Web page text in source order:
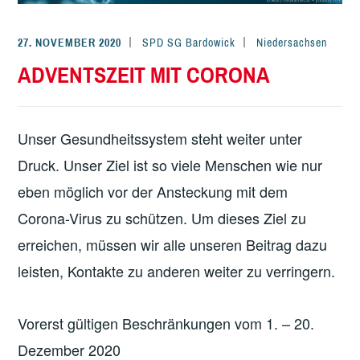
27. NOVEMBER 2020 SPD SG Bardowick Niedersachsen
ADVENTSZEIT MIT CORONA
Unser Gesundheitssystem steht weiter unter
Druck. Unser Ziel ist so viele Menschen wie nur
eben möglich vor der Ansteckung mit dem
Corona-Virus zu schützen. Um dieses Ziel zu
erreichen, müssen wir alle unseren Beitrag dazu
leisten, Kontakte zu anderen weiter zu verringern.
Vorerst gültigen Beschränkungen vom 1. – 20.
Dezember 2020